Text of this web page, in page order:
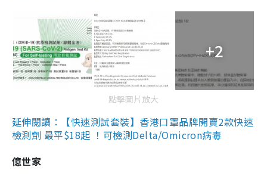
+2
點擊圖片放大
延伸閱讀：【快速測試套裝】香港口罩品牌開賣2款快速
檢測劑 最平$18起 ！可檢測Delta/Omicron病毒
億世家